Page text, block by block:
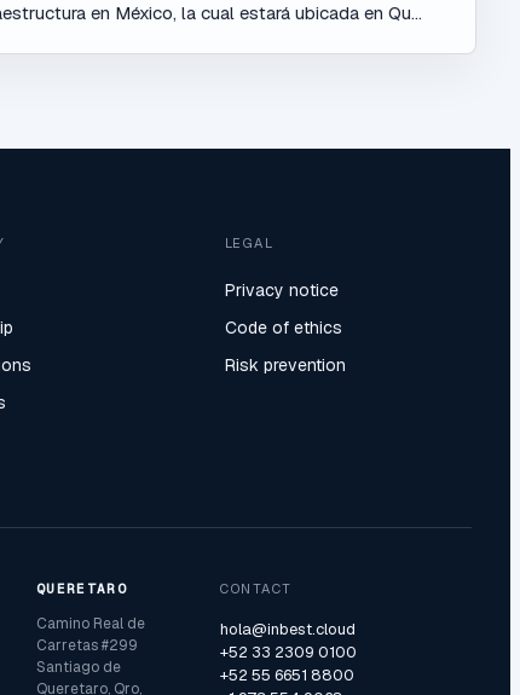
en México, la cual estará ubicada en Qu...
LEGAL
Privacy notice
Code of ethics
Risk prevention
QUERETARO
Camino Real de
Carretas #299
Santiago de
Queretaro, Qro,
CONTACT
hola@inbest.cloud
+52 33 2309 0100
+52 55 6651 8800